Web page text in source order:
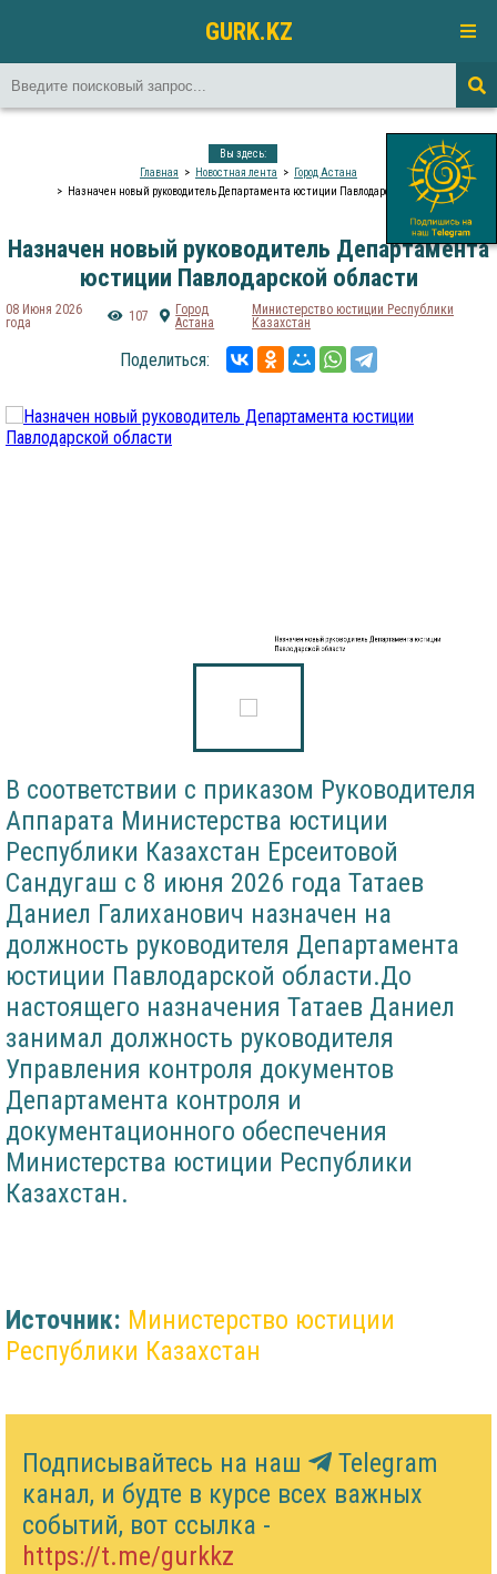
GURK.KZ
Вы здесь:
Главная
Новостная лента
Город Астана
Назначен новый руководитель Департамента юстиции Павлодарской области
Назначен новый руководитель Департамента
юстиции Павлодарской области
08 Июня 2026
года
107
Город
Астана
Министерство юстиции Республики
Казахстан
Поделиться:
Назначен новый руководитель Департамента юстиции
Павлодарской области
В соответствии с приказом Руководителя
Аппарата Министерства юстиции
Республики Казахстан Ерсеитовой
Сандугаш с 8 июня 2026 года Татаев
Даниел Галиханович назначен на
должность руководителя Департамента
юстиции Павлодарской области.До
настоящего назначения Татаев Даниел
занимал должность руководителя
Управления контроля документов
Департамента контроля и
документационного обеспечения
Министерства юстиции Республики
Казахстан.
Источник: Министерство юстиции
Республики Казахстан
Подписывайтесь на наш
Telegram
канал, и будте в курсе всех важных
событий, вот ссылка -
https://t.me/gurkkz